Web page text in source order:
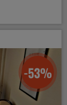
-53%